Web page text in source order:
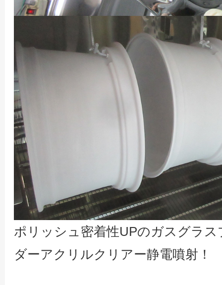
ポリッシュ密着性UPのガスグラ
ダーアクリルクリアー静電噴射！